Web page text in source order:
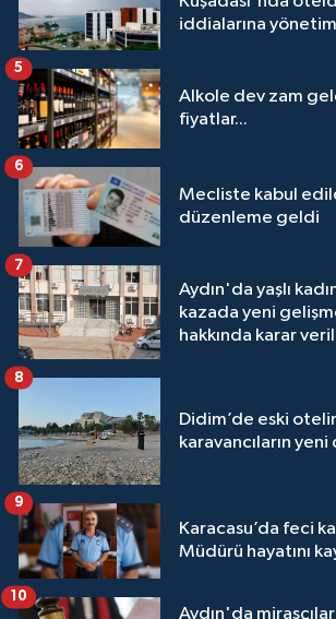
iddialarına
Alkole dev zam
fiyatlar...
5
Mecliste kabul
düzenleme geldi
6
Aydın'da yaşlı
kazada yeni
hakkında karar
7
Didim’de eski
karavancıların
8
Karacasu’da feci
Müdürü hayatını
9
Aydın'da
10